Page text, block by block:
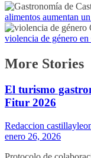
alimentos aumentan
violencia de género
More Stories
El turismo
Fitur 2026
Redaccion
enero 26, 2026